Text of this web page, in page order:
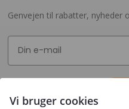
Genvejen til rabatter, nyheder
Vi bruger cookies